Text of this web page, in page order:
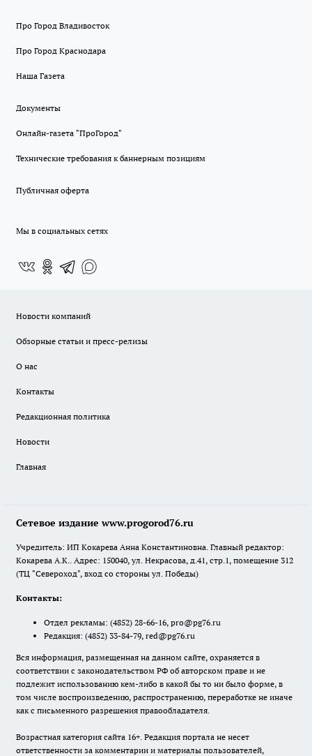
Про Город Владивосток
Про Город Краснодара
Наша Газета
Документы
Онлайн-газета "ПроГород"
Технические требования к баннерным позициям
Публичная оферта
Мы в социальных сетях
Новости компаний
Обзорные статьи и пресс-релизы
О нас
Контакты
Редакционная политика
Новости
Главная
Сетевое издание www.progorod76.ru
Учредитель: ИП Кокарева Анна Константиновна. Главный редактор:
Кокарева А.К.. Адрес: 150040, ул. Некрасова, д.41, стр.1, помещение 312
(ТЦ "Североход", вход со стороны ул. Победы)
Контакты:
Отдел рекламы: (4852) 28-66-16, pro@pg76.ru
Редакция: (4852) 33-84-79, red@pg76.ru
Вся информация, размещенная на данном сайте, охраняется в
соответствии с законодательством РФ об авторском праве и не
подлежит использованию кем-либо в какой бы то ни было форме, в
том числе воспроизведению, распространению, переработке не иначе
как с письменного разрешения правообладателя.
Возрастная категория сайта 16+. Редакция портала не несет
ответственности за комментарии и материалы пользователей,